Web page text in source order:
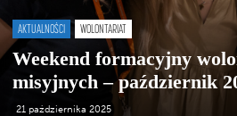
AKTUALNOŚCI WOLONTARIAT
Weekend formacyjny
misyjnych – październik
21 października 2025